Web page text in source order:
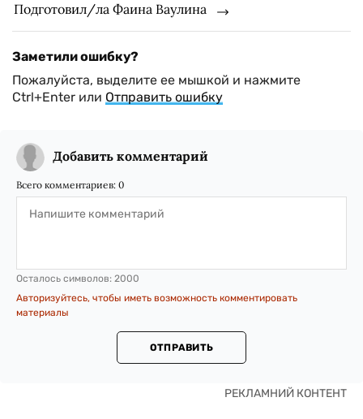
Подготовил/ла Фаина Ваулина
Заметили ошибку?
Пожалуйста, выделите ее мышкой и нажмите
Ctrl+Enter или Отправить ошибку
Добавить комментарий
Всего комментариев: 0
Осталось символов: 2000
Авторизуйтесь, чтобы иметь возможность комментировать
материалы
ОТПРАВИТЬ